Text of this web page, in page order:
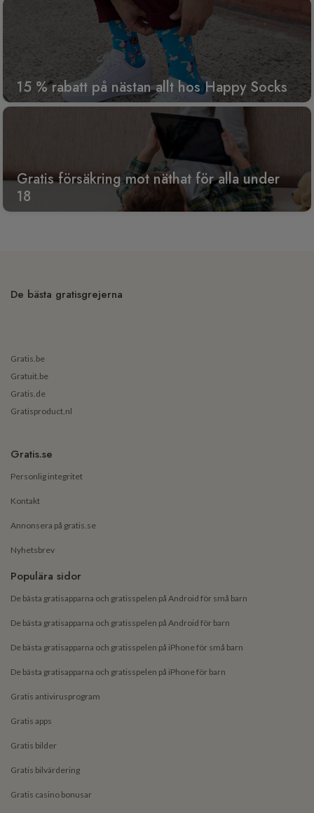
15 % rabatt på nästan allt hos Happy Socks
Gratis försäkring mot näthat för alla under
18
De bästa gratisgrejerna
Gratis.be
Gratuit.be
Gratis.de
Gratisproduct.nl
Gratis.se
Personlig integritet
Kontakt
Annonsera på gratis.se
Nyhetsbrev
Populära sidor
De bästa gratisapparna och gratisspelen på Android för små barn
De bästa gratisapparna och gratisspelen på Android för barn
De bästa gratisapparna och gratisspelen på iPhone för små barn
De bästa gratisapparna och gratisspelen på iPhone för barn
Gratis antivirusprogram
Gratis apps
Gratis bilder
Gratis bilvärdering
Gratis casino bonusar